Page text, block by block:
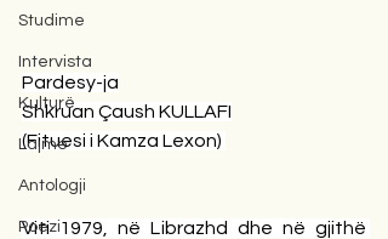
Studime
Intervista
Kulturë
Lajme
Antologji
Poezi
Pardesy-ja
Shkruan Çaush KULLAFI
(Fituesi i Kamza Lexon)
Viti 1979, në Librazhd dhe në gjithë